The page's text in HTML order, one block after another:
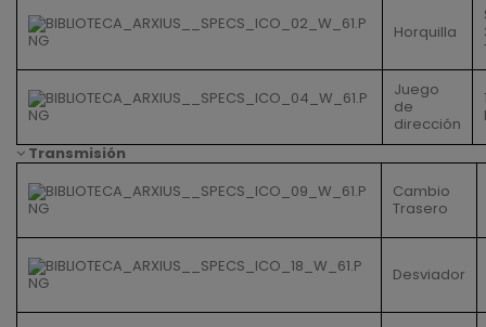
Horquilla
Juego
de
dirección
Transmisión
Cambio
Trasero
Desviador